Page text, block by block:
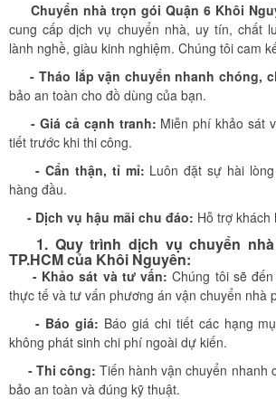
Chuyển nhà trọn gói Quận 6 Khôi
cung cấp dịch vụ chuyển nhà, uy tín, chất
lành nghề, giàu kinh nghiệm. Chúng tôi cam
- Tháo lắp vận chuyển nhanh chóng,
bảo an toàn cho đồ dùng của bạn.
- Giá cả cạnh tranh: Miễn phí khảo sát
tiết trước khi thi công.
- Cẩn thận, tỉ mỉ: Luôn đặt sự hài
hàng đầu.
- Dịch vụ hậu mãi chu đáo: Hỗ trợ khách
1. Quy trình dịch vụ chuyển nhà
TP.HCM của Khôi Nguyên:
- Khảo sát và tư vấn: Chúng tôi sẽ
thực tế và tư vấn phương án vận chuyển nhà
- Báo giá: Báo giá chi tiết các hạng
không phát sinh chi phí ngoài dự kiến.
- Thi công: Tiến hành vận chuyển nhanh
bảo an toàn và đúng kỹ thuật.